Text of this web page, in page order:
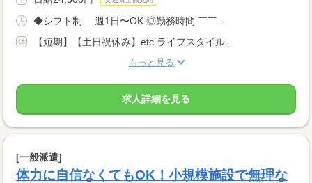
◆シフト制 週1日〜OK ◎勤務時間 ￣￣...
【短期】【土日祝休み】etc ライフスタイル...
もっと見る
求人詳細を見る
[一般派遣]
体力に自信なくてもOK！小規模施設で無理な